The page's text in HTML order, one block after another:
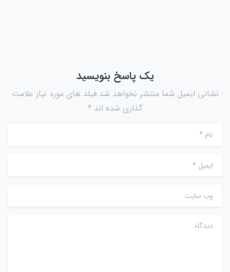
یک پاسخ بنویسید
نشانی ایمیل شما منتشر نخواهد شد.فیلد های مورد نیاز علامت
گذاری شده اند *
نام*
ایمیل *
وب سایت
دیدگاه